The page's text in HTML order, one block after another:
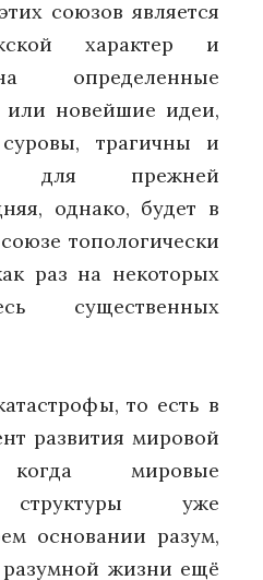
союзов является
характер и
определенные
или новейшие идеи,
трагичны и
для прежней
однако, будет в
топологически
раз на некоторых
существенных
то есть в
развития мировой
когда мировые
структуры уже
основании разум,
жизни ещё